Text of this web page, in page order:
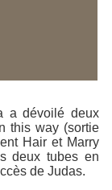
a dévoilé deux
this way (sortie
Hair et Marry
deux tubes en
de Judas.